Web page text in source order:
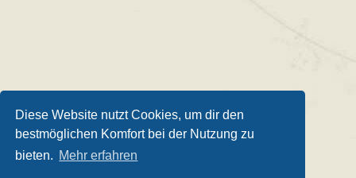
Diese Website nutzt Cookies, um dir den
bestmöglichen Komfort bei der Nutzung zu
bieten. Mehr erfahren